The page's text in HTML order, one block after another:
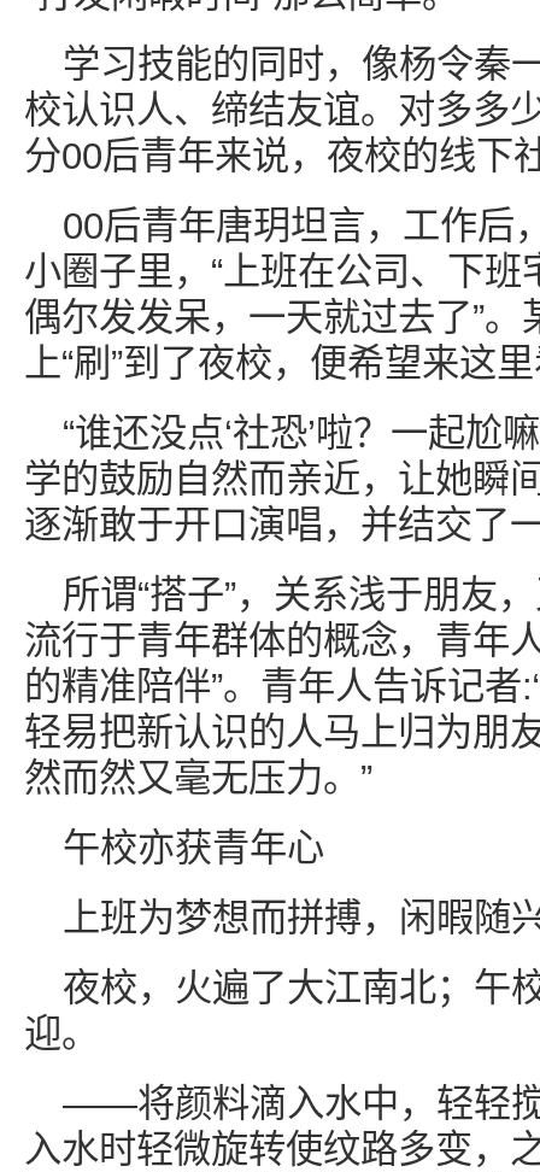
学习技能的同时，像杨令秦
校认识人、缔结友谊。对多多
分00后青年来说，夜校的线下
00后青年唐玥坦言，工作后
小圈子里，“上班在公司、下
偶尔发发呆，一天就过去了”
上“刷”到了夜校，便希望来这
“谁还没点‘社恐’啦？一起尬
学的鼓励自然而亲近，让她瞬
逐渐敢于开口演唱，并结交了
所谓“搭子”，关系浅于朋友
流行于青年群体的概念，青年
的精准陪伴”。青年人告诉记者
轻易把新认识的人马上归为朋
然而然又毫无压力。”
午校亦获青年心
上班为梦想而拼搏，闲暇随
夜校，火遍了大江南北；午
迎。
——将颜料滴入水中，轻轻
入水时轻微旋转使纹路多变，